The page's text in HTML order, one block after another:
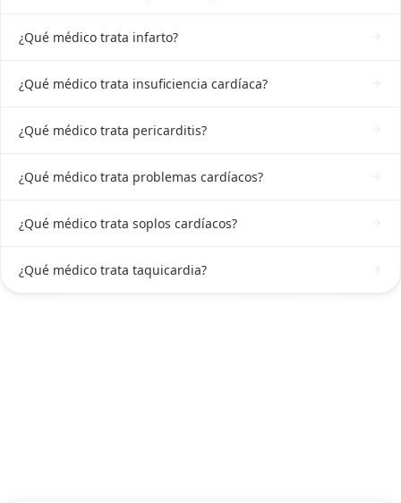
¿Qué médico trata infarto?
¿Qué médico trata insuficiencia cardíaca?
¿Qué médico trata pericarditis?
¿Qué médico trata problemas cardíacos?
¿Qué médico trata soplos cardíacos?
¿Qué médico trata taquicardia?